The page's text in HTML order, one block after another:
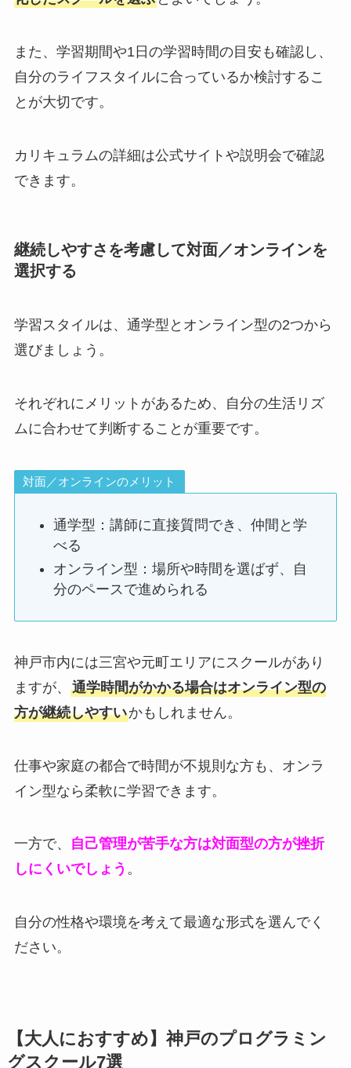
また、学習期間や1日の学習時間の目安も確認し、
自分のライフスタイルに合っているか検討するこ
とが大切です。
カリキュラムの詳細は公式サイトや説明会で確認
できます。
継続しやすさを考慮して対面／オンラインを
選択する
学習スタイルは、通学型とオンライン型の2つから
選びましょう。
それぞれにメリットがあるため、自分の生活リズ
ムに合わせて判断することが重要です。
対面／オンラインのメリット
通学型：講師に直接質問でき、仲間と学
べる
オンライン型：場所や時間を選ばず、自
分のペースで進められる
神戸市内には三宮や元町エリアにスクールがあり
ますが、 通学時間がかかる場合はオンライン型の
方が継続しやすいかもしれません。
仕事や家庭の都合で時間が不規則な方も、オンラ
イン型なら柔軟に学習できます。
一方で、
自己管理が苦手な方は対面型の方が挫折
しにくいでしょう 。
自分の性格や環境を考えて最適な形式を選んでく
ださい。
【大人におすすめ】神戸のプログラミン
グスクール7選